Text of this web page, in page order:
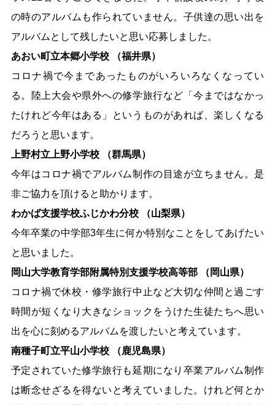
の時のアルバムも作られていません。子供達の思い出を
アルバムとして残したいと思い応募しました。
あおい町立本郷小学校 （福井県）
コロナ禍で今まであったものがいろいろなくなってい
る。陸上大会や県外への修学旅行など「今まではなかっ
たけれど今年はある」というものがあれば、楽しくなる
だろうと思います。
上野村立上野小学校 （群馬県）
今年はコロナ禍でアルバム制作の目途が立ちません。是
非ご協力を頂けると助かります。
わかば支援学校ふじかわ分校 （山梨県）
今年卒業の中学部3年生に何か特別なことをしてあげたい
と思いました。
岡山大学教育学部附属特別支援学校高等部 （岡山県）
コロナ禍で休校・修学旅行中止など大切な仲間と過ごす
時間が短くなり大きなショックをうけた生徒たちへ思い
出を心に刻めるアルバムを渡したいと考えています。
南種子町立平山小学校 （鹿児島県）
予定されていた修学旅行も延期になり卒業アルバム制作
は断念せざるを得ないと考えていました。けれど何とか